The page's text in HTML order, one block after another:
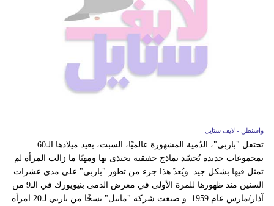
واشنطن - لايف ستايل
تحتفل "باربي"، الدُمية المشهورة عالميًا، السبت، بعيد ميلادها الـ60
بمجموعات جديدة تُجسّد نماذج حقيقية يحتذى بها ومهنًا ما زالت المرأة لم
تمثل فيها بشكل جيد. ويُعدّ هذا جزء من تطور "باربي" على مدى عشرات
السنين منذ ظهورها للمرة الأولى في معرض الدمى بنيويورك في الـ9 من
آذار/مارس عام 1959. و صنعت شركة "ماتيل" نسخًا من باربي لـ20 امرأة